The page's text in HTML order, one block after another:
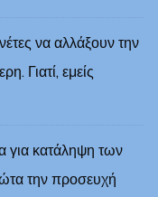
να αλλάξουν την
Γιατί, εμείς
για κατάληψη των
την προσευχή